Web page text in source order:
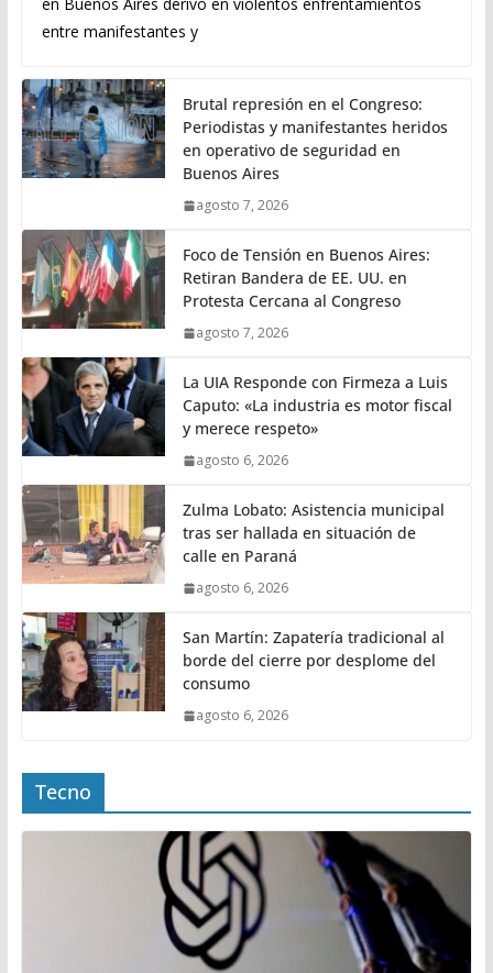
entre manifestantes y
Brutal represión en el Congreso:
Periodistas y manifestantes heridos
en operativo de seguridad en
Buenos Aires
agosto 7, 2026
Foco de Tensión en Buenos Aires:
Retiran Bandera de EE. UU. en
Protesta Cercana al Congreso
agosto 7, 2026
La UIA Responde con Firmeza a Luis
Caputo: «La industria es motor fiscal
y merece respeto»
agosto 6, 2026
Zulma Lobato: Asistencia municipal
tras ser hallada en situación de
calle en Paraná
agosto 6, 2026
San Martín: Zapatería tradicional al
borde del cierre por desplome del
consumo
agosto 6, 2026
Tecno